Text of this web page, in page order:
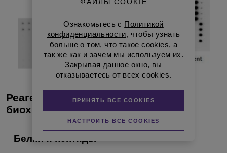
Реагенты для клеточного и
биохимического анализа
Белки и пептиды
Ознакомьтесь с Политикой
конфиденциальности, чтобы узнать
больше о том, что такое cookies, а
так же как и зачем мы используем их.
Закрывая данное окно, вы
отказываетесь от всех cookies.
ПРИНЯТЬ ВСЕ COOKIES
НАСТРОИТЬ ВСЕ COOKIES